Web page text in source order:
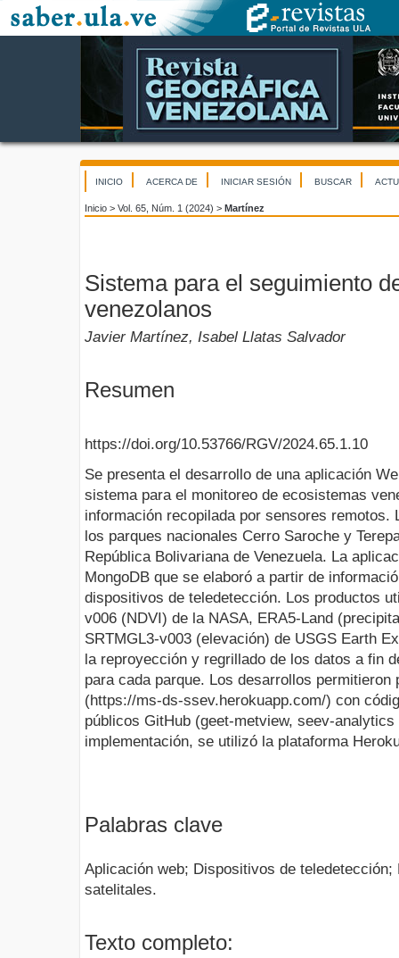
INICIO ACERCA DE INICIAR SESIÓN BUSCAR
Inicio > Vol. 65, Núm. 1 (2024) > Martínez
Sistema para el seguimiento
venezolanos
Javier Martínez, Isabel Llatas Salvador
Resumen
https://doi.org/10.53766/RGV/2024.65.1.10
Se presenta el desarrollo de una aplicación
sistema para el monitoreo de ecosistemas
información recopilada por sensores remotos.
los parques nacionales Cerro Saroche y
República Bolivariana de Venezuela. La
MongoDB que se elaboró a partir de
dispositivos de teledetección. Los productos
v006 (NDVI) de la NASA, ERA5-Land
SRTMGL3-v003 (elevación) de USGS Earth
la reproyección y regrillado de los datos a fin
para cada parque. Los desarrollos permitieron
(https://ms-ds-ssev.herokuapp.com/) con
públicos GitHub (geet-metview, seev-
implementación, se utilizó la plataforma
Palabras clave
Aplicación web; Dispositivos de teledetección;
satelitales.
Texto completo: